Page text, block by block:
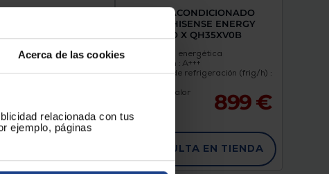
Acerca de las cookies
relacionada con tus
ejemplo, páginas
energética
de refrigeración (frig/h) :
AIRE ACONDICIONADO
SPLIT HISENSE ENERGY
PRO X QH35XV0B
Clasificación energética
refrigeración : A+++
Capacidad de refrigeración (frig/h) :
Bomba de Calor
899 €
CONSULTA EN TIENDA